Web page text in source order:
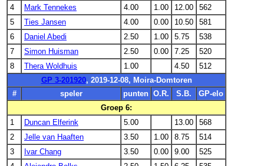
4
Mark Tennekes 4.00 1.00 12.00
562
5
Ties Jansen 4.00 0.00 10.50
581
6
Daniel Abedi 2.50 1.00 5.75
538
7
Simon Huisman 2.50 0.00 7.25
520
8
Thera Woldhuis 1.00 4.50
512
GP 3-201920, 2019-12-08, Moira-Domtoren
#
speler punten O.R. S.B.
GP-elo
Groep 6:
1
Duncan Elferink 5.00 13.00
568
2
Jelle van Haaften 3.50 1.00 8.75
514
3
Ivar Chang 3.50 0.00 9.00
525